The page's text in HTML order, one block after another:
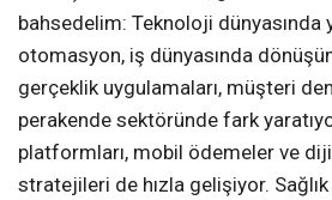
bahsedelim: Teknoloji dünyasında
otomasyon, iş dünyasında
gerçeklik uygulamaları, müşteri
perakende sektöründe fark
platformları, mobil ödemeler ve
stratejileri de hızla gelişiyor.